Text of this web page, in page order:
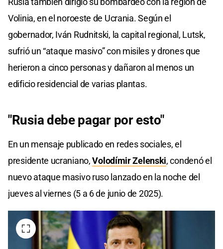
Volinia, en el noroeste de Ucrania. Según el
gobernador, Iván Rudnitski, la capital regional, Lutsk,
sufrió un “ataque masivo” con misiles y drones que
herieron a cinco personas y dañaron al menos un
edificio residencial de varias plantas.
"Rusia debe pagar por esto"
En un mensaje publicado en redes sociales, el
presidente ucraniano,Volodímir Zelenski, condenó el
nuevo ataque masivo ruso lanzado en la noche del
jueves al viernes (5 a 6 de junio de 2025).